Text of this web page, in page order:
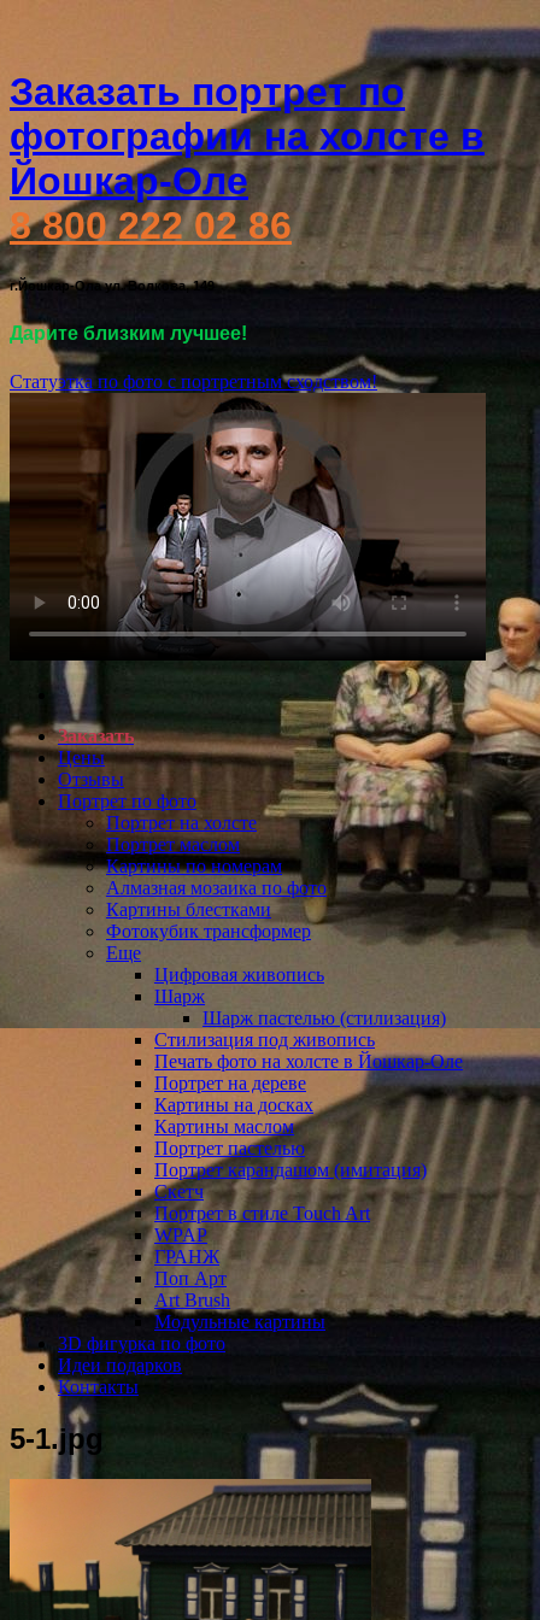
Заказать портрет по
фотографии на холсте в
Йошкар-Оле
8 800 222 02 86
г.Йошкар-Ола ул. Волкова, 149
Дарите близким лучшее!
Статуэтка по фото с портретным сходством!
Заказать
Цены
Отзывы
Портрет по фото
Портрет на холсте
Портрет маслом
Картины по номерам
Алмазная мозаика по фото
Картины блестками
Фотокубик трансформер
Еще
Цифровая живопись
Шарж
Шарж пастелью (стилизация)
Стилизация под живопись
Печать фото на холсте в Йошкар-Оле
Портрет на дереве
Картины на досках
Картины маслом
Портрет пастелью
Портрет карандашом (имитация)
Скетч
Портрет в стиле Touch Art
WPAP
ГРАНЖ
Поп Арт
Art Brush
Модульные картины
3D фигурка по фото
Идеи подарков
Контакты
5-1.jpg